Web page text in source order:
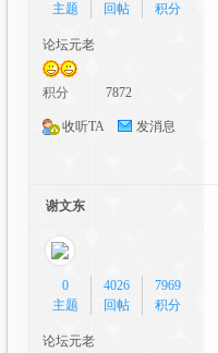
区|
主题
回帖
积分
论坛元老
积分 7872
收听TA 发消息
谢文东
0
主题
4026
回帖
7969
积分
论坛元老